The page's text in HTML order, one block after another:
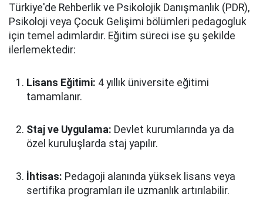
Türkiye'de Rehberlik ve Psikolojik Danışmanlık (PDR),
Psikoloji veya Çocuk Gelişimi bölümleri pedagogluk
için temel adımlardır. Eğitim süreci ise şu şekilde
ilerlemektedir:
Lisans Eğitimi: 4 yıllık üniversite eğitimi
tamamlanır.
Staj ve Uygulama: Devlet kurumlarında ya da
özel kuruluşlarda staj yapılır.
İhtisas: Pedagoji alanında yüksek lisans veya
sertifika programları ile uzmanlık artırılabilir.